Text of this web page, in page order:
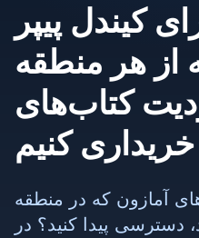
کیندل پیپر
از هر منطقه
کتاب‌های
کنیم
آمازون که در منطقه
پیدا کنید؟ در